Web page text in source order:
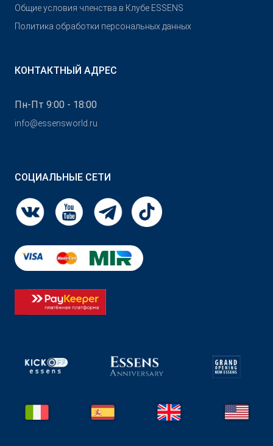
Общие условия членства в Клубе ESSENS
Политика обработки персональных данных
КОНТАКТНЫЙ АДРЕС
Пн-Пт 9:00 - 18:00
info@essensworld.ru
СОЦИАЛЬНЫЕ СЕТИ